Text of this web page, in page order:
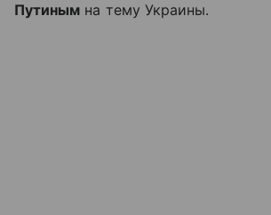
Путиным на тему Украины.